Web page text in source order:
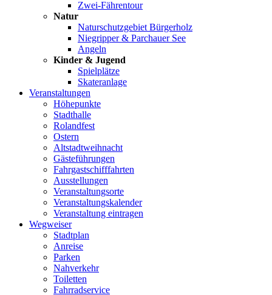
Zwei-Fährentour
Natur
Naturschutzgebiet Bürgerholz
Niegripper & Parchauer See
Angeln
Kinder & Jugend
Spielplätze
Skateranlage
Veranstaltungen
Höhepunkte
Stadthalle
Rolandfest
Ostern
Altstadtweihnacht
Gästeführungen
Fahrgastschifffahrten
Ausstellungen
Veranstaltungsorte
Veranstaltungskalender
Veranstaltung eintragen
Wegweiser
Stadtplan
Anreise
Parken
Nahverkehr
Toiletten
Fahrradservice